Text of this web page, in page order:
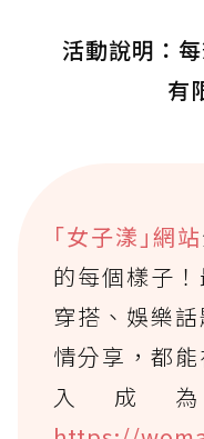
活動說明：
有
｢女子漾｣網站
的每個樣子
穿搭、娛樂
情分享，都
入成